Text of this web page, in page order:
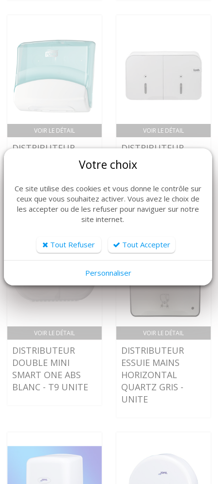
VOIR LE DÉTAIL
DISTRIBUTEUR
NETTOYAGE TORK
BLANC - W4 UNITE
VOIR LE DÉTAIL
DISTRIBUTEUR
DOUBLE MINI
JUMBO QUART GRIS
- UNITE
VOIR LE DÉTAIL
DISTRIBUTEUR
DOUBLE MINI
SMART ONE ABS
BLANC - T9 UNITE
VOIR LE DÉTAIL
DISTRIBUTEUR
ESSUIE MAINS
HORIZONTAL
QUARTZ GRIS -
UNITE
Votre choix
Ce site utilise des cookies et vous donne le contrôle sur
ceux que vous souhaitez activer. Vous avez le choix de
les accepter ou de les refuser pour naviguer sur notre
site internet.
Tout Refuser Tout Accepter
Personnaliser